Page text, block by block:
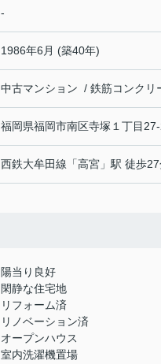
-
1986年6月 (築40年)
中古マンション / 鉄筋コンクリ
福岡県福岡市南区寺塚 １丁目
西鉄大牟田線 「高宮 」駅 徒歩
陽当り良好
閑静な住宅地
リフォーム済
リノベーション済
オープンハウス
室内洗濯機置場